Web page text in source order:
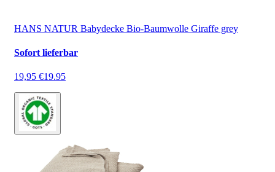
HANS NATUR Babydecke Bio-Baumwolle Giraffe grey
Sofort lieferbar
19,95 €19.95